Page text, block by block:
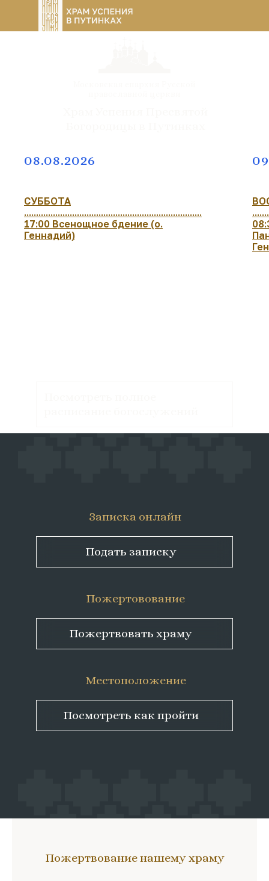
08.08.2026
СУББОТА
..........................................................................
17:00 Всенощное бдение (о.
Геннадий)
Посмотреть как пройти
Пожертвовать храму
Подать записку
Местоположение
Пожертовование
Записка онлайн
Пожертвование нашему храму